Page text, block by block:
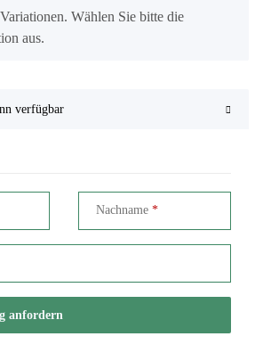
Wählen Sie bitte die
aus.
verfügbar
Nachname
anfordern